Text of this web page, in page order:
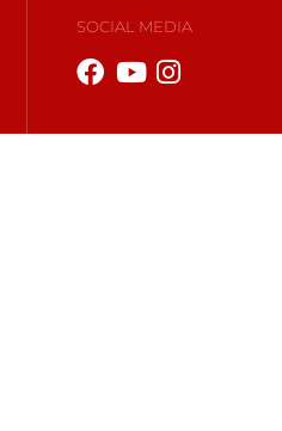
SOCIAL MEDIA